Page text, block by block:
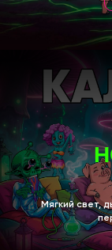
Мягкий свет,